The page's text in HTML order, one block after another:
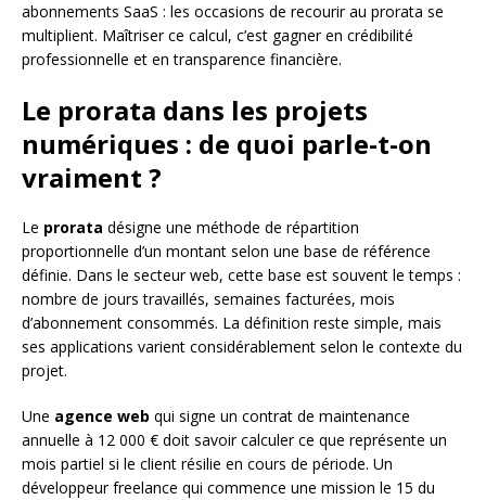
abonnements SaaS : les occasions de recourir au prorata se
multiplient. Maîtriser ce calcul, c’est gagner en crédibilité
professionnelle et en transparence financière.
Le prorata dans les projets
numériques : de quoi parle-t-on
vraiment ?
Le prorata désigne une méthode de répartition
proportionnelle d’un montant selon une base de référence
définie. Dans le secteur web, cette base est souvent le temps :
nombre de jours travaillés, semaines facturées, mois
d’abonnement consommés. La définition reste simple, mais
ses applications varient considérablement selon le contexte du
projet.
Une agence web qui signe un contrat de maintenance
annuelle à 12 000 € doit savoir calculer ce que représente un
mois partiel si le client résilie en cours de période. Un
développeur freelance qui commence une mission le 15 du